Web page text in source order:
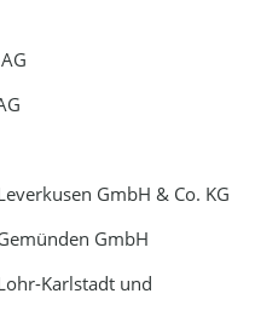
GmbH & Co. KG
GmbH
Karlstadt und